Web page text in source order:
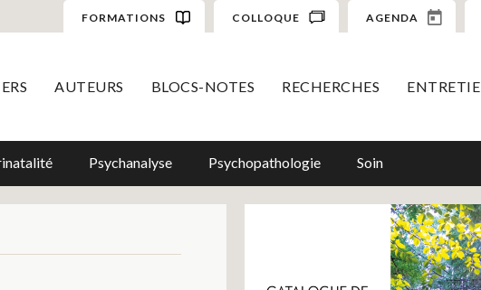
FORMATIONS COLLOQUE AGENDA
AUTEURS BLOCS-NOTES RECHERCHES
Psychanalyse Psychopathologie Soin